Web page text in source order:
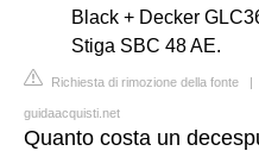
Black + Decker
Stiga SBC 48 AE.
Richiesta di rimozione della fonte |
guidaacquisti.net
Quanto costa un